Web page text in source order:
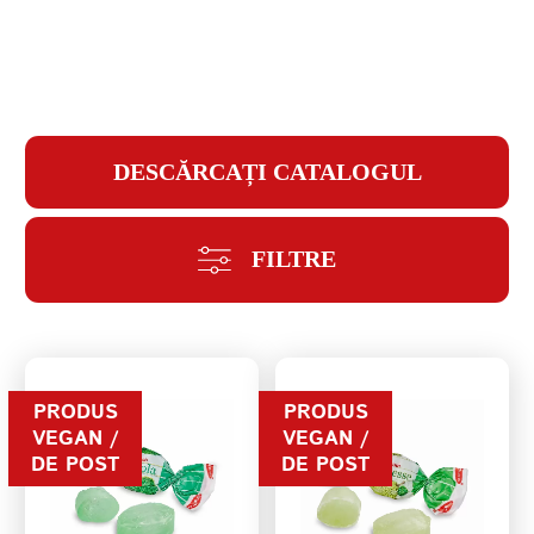
DESCĂRCAȚI CATALOGUL
FILTRE
PRODUS
VEGAN /
DE POST
PRODUS
VEGAN /
DE POST
CREAȚI UN CONT